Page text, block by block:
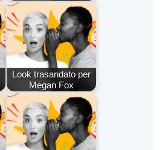
Look trasandato per
Megan Fox